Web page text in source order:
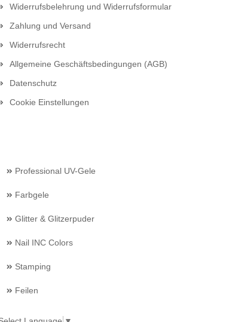
Widerrufsbelehrung und Widerrufsformular
Zahlung und Versand
Widerrufsrecht
Allgemeine Geschäftsbedingungen (AGB)
Datenschutz
Cookie Einstellungen
Professional UV-Gele
Farbgele
Glitter & Glitzerpuder
Nail INC Colors
Stamping
Feilen